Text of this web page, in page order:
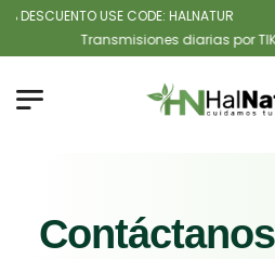
USE CODE: HALNATUR
Transmisiones diarias por TIK TOK
Contáctanos